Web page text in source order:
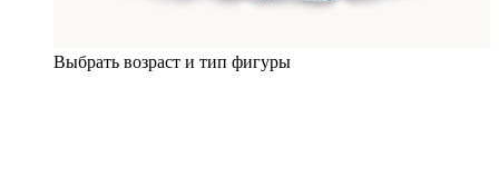
Выбрать возраст и тип фигуры